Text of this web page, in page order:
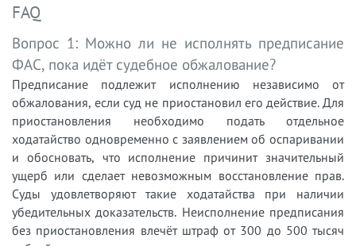
FAQ
Вопрос 1: Можно ли не исполнять предписание
ФАС, пока идёт судебное обжалование?
Предписание подлежит исполнению независимо от
обжалования, если суд не приостановил его действие. Для
приостановления необходимо подать отдельное
ходатайство одновременно с заявлением об оспаривании
и обосновать, что исполнение причинит значительный
ущерб или сделает невозможным восстановление прав.
Суды удовлетворяют такие ходатайства при наличии
убедительных доказательств. Неисполнение предписания
без приостановления влечёт штраф от 300 до 500 тысяч